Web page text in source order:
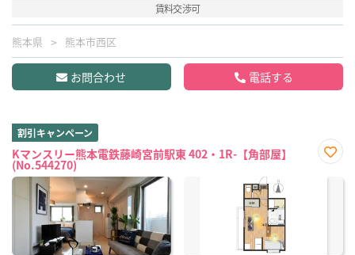
賃料交渉可
熊本県 熊本市西区
お問合わせ 電話する
割引キャンペーン
Kマンスリー熊本電鉄藤崎宮前駅東 402・1R-【角部屋】
(No.544270)
に入